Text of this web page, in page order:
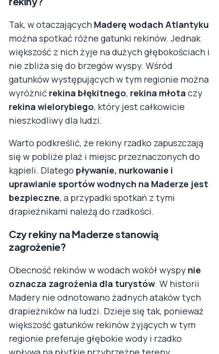
Tak, w otaczających Maderę wodach Atlantyku
można spotkać różne gatunki rekinów. Jednak
większość z nich żyje na dużych głębokościach i
nie zbliża się do brzegów wyspy. Wśród
gatunków występujących w tym regionie można
wyróżnić rekina błękitnego, rekina młota czy
rekina wielorybiego, który jest całkowicie
nieszkodliwy dla ludzi.
Warto podkreślić, że rekiny rzadko zapuszczają
się w pobliże plaż i miejsc przeznaczonych do
kąpieli. Dlatego pływanie, nurkowanie i
uprawianie sportów wodnych na Maderze jest
bezpieczne, a przypadki spotkań z tymi
drapieżnikami należą do rzadkości.
Czy rekiny na Maderze stanowią
zagrożenie?
Obecność rekinów w wodach wokół wyspy nie
oznacza zagrożenia dla turystów. W historii
Madery nie odnotowano żadnych ataków tych
drapieżników na ludzi. Dzieje się tak, ponieważ
większość gatunków rekinów żyjących w tym
regionie preferuje głębokie wody i rzadko